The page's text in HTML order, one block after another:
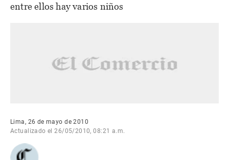
entre ellos hay varios niños
Lima, 26 de mayo de 2010
Actualizado el 26/05/2010, 08:21 a.m.